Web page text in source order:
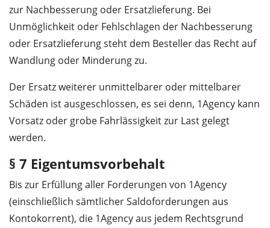
zur Nachbesserung oder Ersatzlieferung. Bei
Unmöglichkeit oder Fehlschlagen der Nachbesserung
oder Ersatzlieferung steht dem Besteller das Recht auf
Wandlung oder Minderung zu.
Der Ersatz weiterer unmittelbarer oder mittelbarer
Schäden ist ausgeschlossen, es sei denn, 1Agency kann
Vorsatz oder grobe Fahrlässigkeit zur Last gelegt
werden.
§ 7 Eigentumsvorbehalt
Bis zur Erfüllung aller Forderungen von 1Agency
(einschließlich sämtlicher Saldoforderungen aus
Kontokorrent), die 1Agency aus jedem Rechtsgrund